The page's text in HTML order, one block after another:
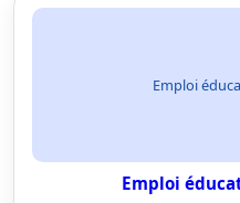
Emploi
Emploi